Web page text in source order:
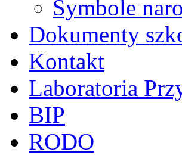
Symbole
Dokumenty
Kontakt
Laboratoria
BIP
RODO